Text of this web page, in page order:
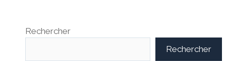
Rechercher
Rechercher